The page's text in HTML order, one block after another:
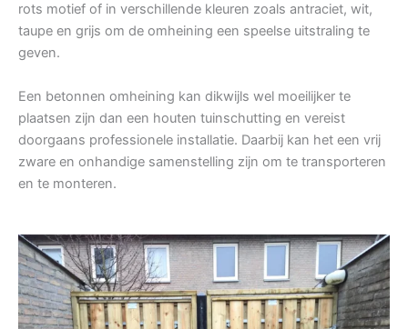
rots motief of in verschillende kleuren zoals antraciet, wit,
taupe en grijs om de omheining een speelse uitstraling te
geven.
Een betonnen omheining kan dikwijls wel moeilijker te
plaatsen zijn dan een houten tuinschutting en vereist
doorgaans professionele installatie. Daarbij kan het een vrij
zware en onhandige samenstelling zijn om te transporteren
en te monteren.